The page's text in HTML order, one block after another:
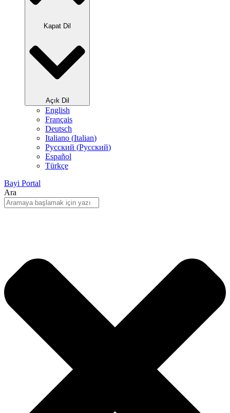
Kapat Dil
Açık Dil
English
Français
Deutsch
Italiano (Italian)
Русский (Pусский)
Español
Türkçe
Bayi Portal
Ara